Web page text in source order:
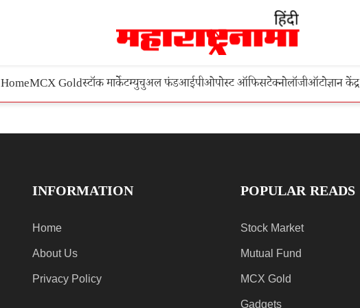
HomeMCX Goldस्टॉक मार्केटम्युचुअल फंडआईपीओपोस्ट ऑफिसटेक्नोलॉजीऑटोज्ञान केंद्र
INFORMATION
Home
About Us
Privacy Policy
POPULAR READS
Stock Market
Mutual Fund
MCX Gold
Gadgets